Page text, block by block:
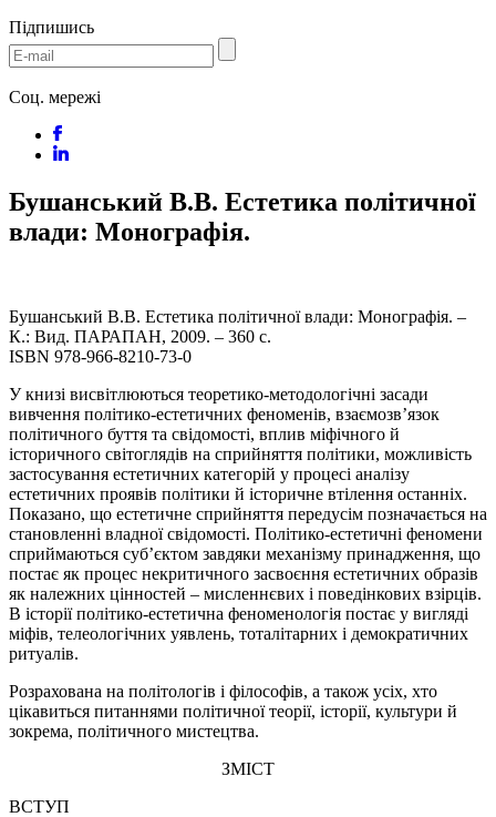
Підпишись
Соц. мережі
Бушанський В.В. Естетика політичної
влади: Монографія.
Бушанський В.В. Естетика політичної влади: Монографія. –
К.: Вид. ПАРАПАН, 2009. – 360 с.
ISBN 978-966-8210-73-0
У книзі висвітлюються теоретико-методологічні засади
вивчення політико-естетичних феноменів, взаємозв’язок
політичного буття та свідомості, вплив міфічного й
історичного світоглядів на сприйняття політики, можливість
застосування естетичних категорій у процесі аналізу
естетичних проявів політики й історичне втілення останніх.
Показано, що естетичне сприйняття передусім позначається на
становленні владної свідомості. Політико-естетичні феномени
сприймаються суб’єктом завдяки механізму принадження, що
постає як процес некритичного засвоєння естетичних образів
як належних цінностей – мисленнєвих і поведінкових взірців.
В історії політико-естетична феноменологія постає у вигляді
міфів, телеологічних уявлень, тоталітарних і демократичних
ритуалів.
Розрахована на політологів і філософів, а також усіх, хто
цікавиться питаннями політичної теорії, історії, культури й
зокрема, політичного мистецтва.
ЗМІСТ
ВСТУП